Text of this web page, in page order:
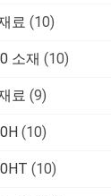
료 (10)
소재 (10)
료 (9)
(10)
(10)